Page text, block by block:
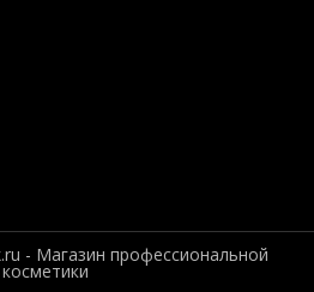
- Магазин профессиональной
косметики